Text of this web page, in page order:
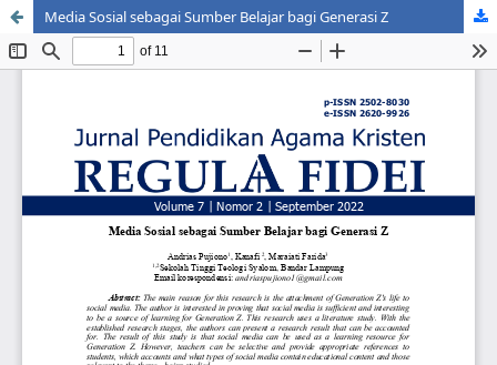
Media Sosial sebagai Sumber Belajar bagi Generasi Z